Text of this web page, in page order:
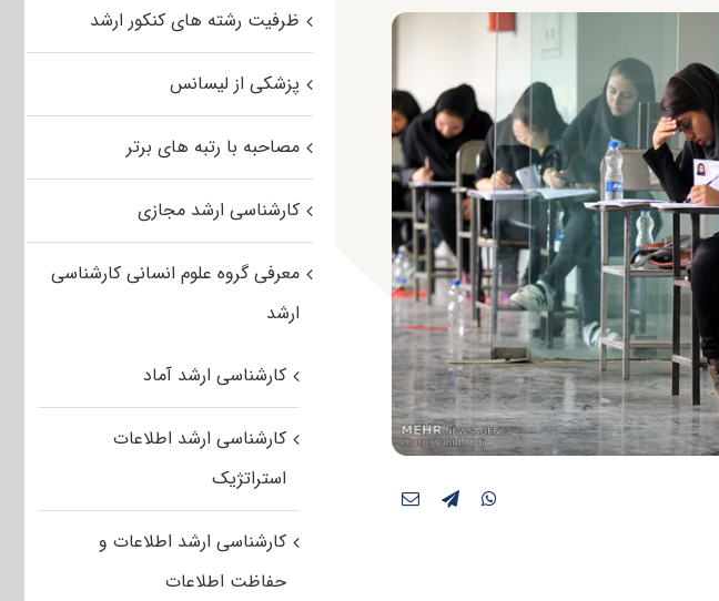
ظرفیت رشته های کنکور ارشد
پزشکی از لیسانس
مصاحبه با رتبه های برتر
کارشناسی ارشد مجازی
معرفی گروه علوم انسانی کارشناسی
ارشد
کارشناسی ارشد آماد
کارشناسی ارشد اطلاعات
استراتژیک
کارشناسی ارشد اطلاعات و
حفاظت اطلاعات